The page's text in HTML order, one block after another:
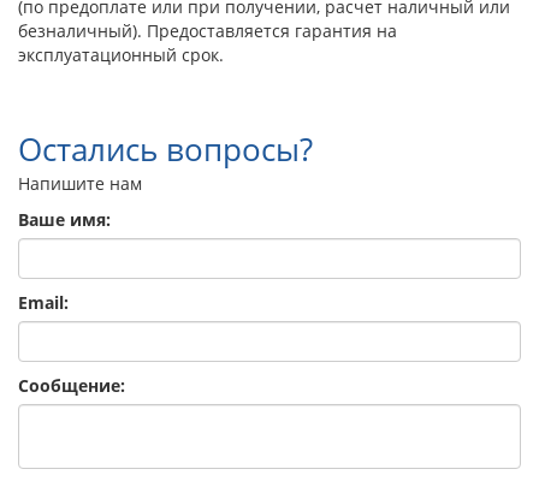
(по предоплате или при получении, расчет наличный или
безналичный). Предоставляется гарантия на
эксплуатационный срок.
Остались вопросы?
Напишите нам
Ваше имя:
Email:
Сообщение: